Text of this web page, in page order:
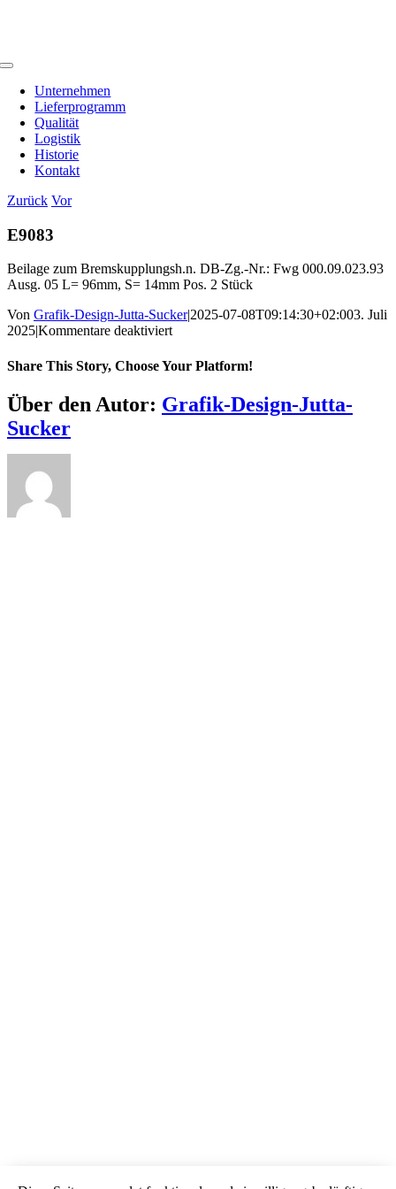
Toggle
NavigationUnternehmen
Lieferprogramm
Qualität
Logistik
Historie
Kontakt
Zurück Vor
E9083
Beilage zum Bremskupplungsh.n. DB-Zg.-Nr.: Fwg 000.09.023.93
Ausg. 05 L= 96mm, S= 14mm Pos. 2 Stück
Von Grafik-Design-Jutta-Sucker|2025-07-08T09:14:30+02:003. Juli
2025|Kommentare deaktiviertfür
Share This Story, Choose Your Platform!
Facebook
X
Bluesky
Reddit
LinkedIn
WhatsApp
Telegram
Tumblr
Pinterest
Xing
E-
Mail
Über den Autor: Grafik-Design-Jutta-
Sucker